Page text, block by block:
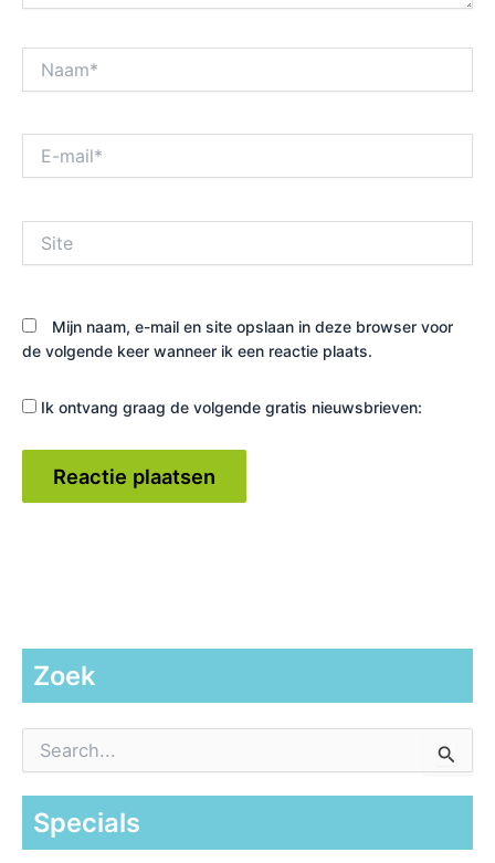
mail*
Mijn naam, e-mail en site opslaan in deze browser voor
de volgende keer wanneer ik een reactie plaats.
Ik ontvang graag de volgende gratis nieuwsbrieven:
Zoek
a
Specials